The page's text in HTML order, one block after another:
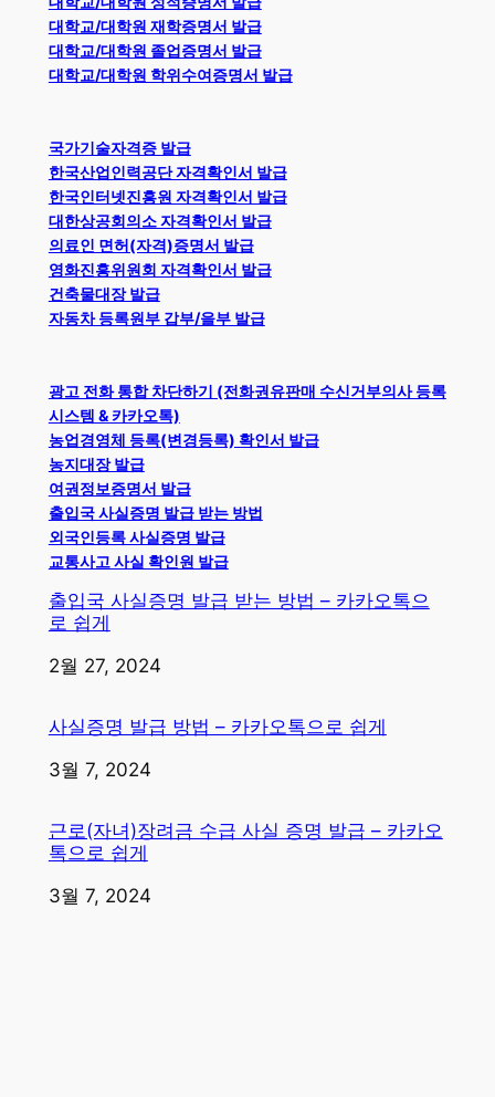
대학교/대학원 재학증명서 발급
대학교/대학원 졸업증명서 발급
대학교/대학원 학위수여증명서 발급
국가기술자격증 발급
한국산업인력공단 자격확인서 발급
한국인터넷진흥원 자격확인서 발급
대한상공회의소 자격확인서 발급
의료인 면허(자격)증명서 발급
영화진흥위원회 자격확인서 발급
건축물대장 발급
자동차 등록원부 갑부/을부 발급
광고 전화 통합 차단하기 (전화권유판매 수신거부의사 등록
시스템 & 카카오톡)
농업경영체 등록(변경등록) 확인서 발급
농지대장 발급
여권정보증명서 발급
출입국 사실증명 발급 받는 방법
외국인등록 사실증명 발급
교통사고 사실 확인원 발급
출입국 사실증명 발급 받는 방법 – 카카오톡으
로 쉽게
일자
2월 27, 2024
사실증명 발급 방법 – 카카오톡으로 쉽게
일자
3월 7, 2024
근로(자녀)장려금 수급 사실 증명 발급 – 카카오
톡으로 쉽게
일자
3월 7, 2024